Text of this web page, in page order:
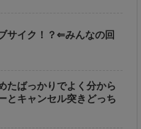
サイク！？⇐みんなの回
たばっかりでよく分から
とキャンセル突きどっち